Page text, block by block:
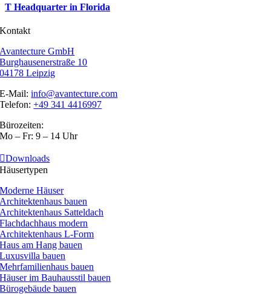
T Headquarter in Florida
Kontakt
Avantecture GmbH
Burghausenerstraße 10
04178 Leipzig
E-Mail:info@avantecture.com
Telefon:+49 341 4416997
Bürozeiten:
Mo – Fr: 9 – 14 Uhr
Downloads
Häusertypen
Moderne Häuser
Architektenhaus bauen
Architektenhaus Satteldach
Flachdachhaus modern
Architektenhaus L-Form
Haus am Hang bauen
Luxusvilla bauen
Mehrfamilienhaus bauen
Häuser im Bauhausstil bauen
Bürogebäude bauen